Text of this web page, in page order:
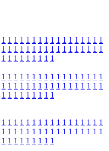
1 1 1 1 1 1 1 1 1 1 1 1 1 1 1 1 1
1 1 1 1 1 1 1 1 1 1 1 1 1 1 1 1 1
1 1 1 1 1 1 1 1 1
1 1 1 1 1 1 1 1 1 1 1 1 1 1 1 1 1
1 1 1 1 1 1 1 1 1 1 1 1 1 1 1 1 1
1 1 1 1 1 1 1 1 1
1 1 1 1 1 1 1 1 1 1 1 1 1 1 1 1 1
1 1 1 1 1 1 1 1 1 1 1 1 1 1 1 1 1
1 1 1 1 1 1 1 1 1